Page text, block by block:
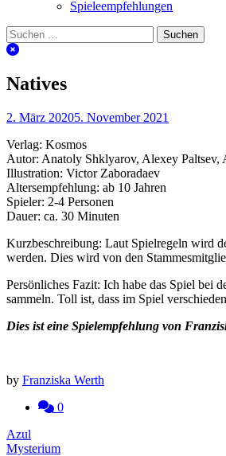
Spieleempfehlungen
Suchen
nach:
Natives
2. März 20205. November 2021
Verlag: Kosmos
Autor: Anatoly Shklyarov, Alexey Paltsev,
Illustration: Victor Zaboradaev
Altersempfehlung: ab 10 Jahren
Spieler: 2-4 Personen
Dauer: ca. 30 Minuten
Kurzbeschreibung: Laut Spielregeln wird
werden. Dies wird von den
Persönliches Fazit: Ich habe das Spiel bei
sammeln. Toll ist, dass im Spiel
Dies ist eine Spielempfehlung von
by Franziska Werth
0
Beitragsnavigation
Azul
Mysterium